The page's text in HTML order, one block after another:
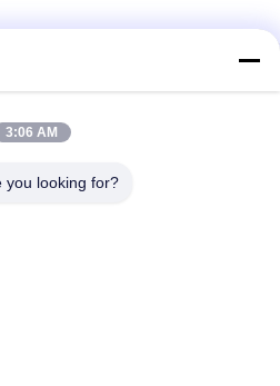
सिलाई मशीन ग्रेडिंग उपकरण
पृथक्करण पाउडर सिफ्टर मशीन
3:06 AM
you looking for?